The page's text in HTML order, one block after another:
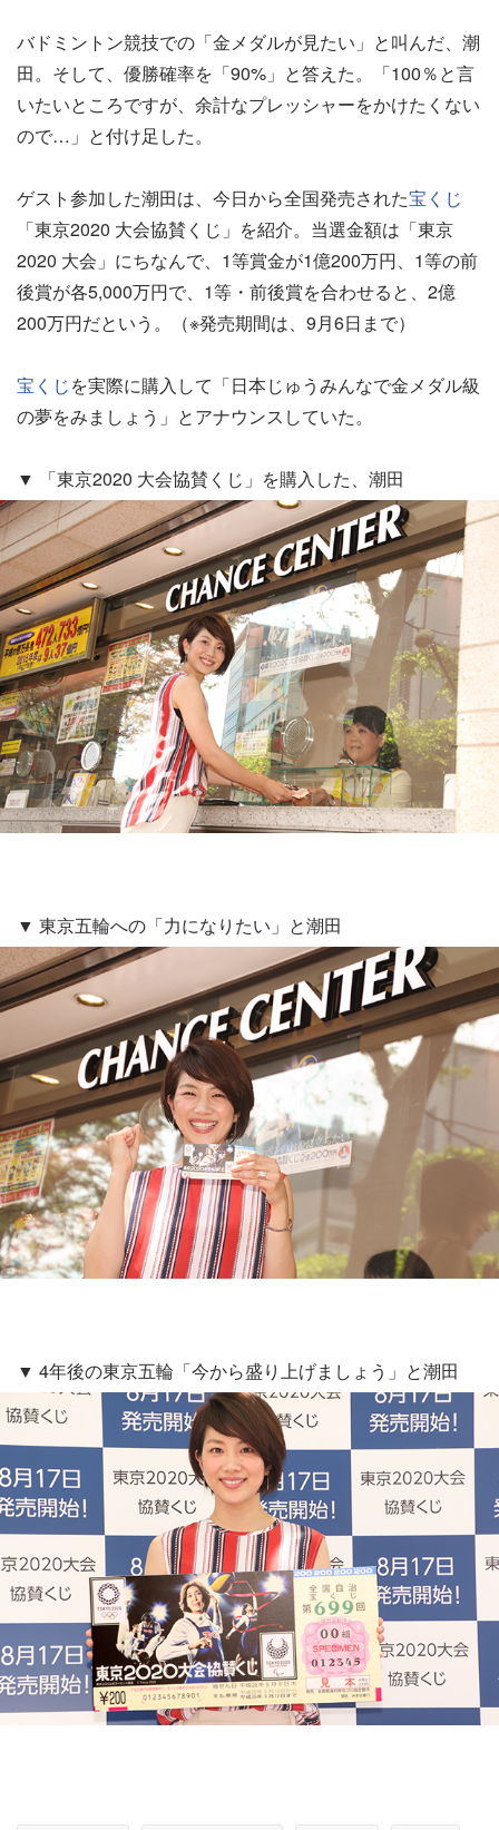
バドミントン競技での「金メダルが見たい」と叫んだ、潮
田。そして、優勝確率を「90%」と答えた。「100％と言
いたいところですが、余計なプレッシャーをかけたくない
ので…」と付け足した。
ゲスト参加した潮田は、今日から全国発売された宝くじ
「東京2020 大会協賛くじ」を紹介。当選金額は「東京
2020 大会」にちなんで、1等賞金が1億200万円、1等の前
後賞が各5,000万円で、1等・前後賞を合わせると、2億
200万円だという。（※発売期間は、9月6日まで）
宝くじを実際に購入して「日本じゅうみんなで金メダル級
の夢をみましょう」とアナウンスしていた。
▼ 「東京2020 大会協賛くじ」を購入した、潮田
▼ 東京五輪への「力になりたい」と潮田
▼ 4年後の東京五輪「今から盛り上げましょう」と潮田